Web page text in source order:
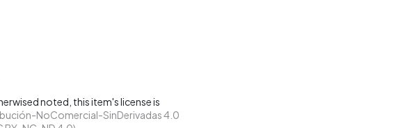
noted, this item's license is
NoComercial-SinDerivadas 4.0